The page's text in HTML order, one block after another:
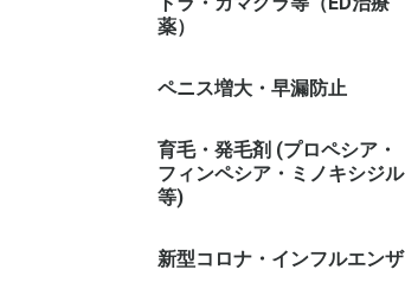
薬）
ペニス増大・早漏防止
育毛・発毛剤 (プロペシア・
フィンペシア・ミノキシジル
等)
新型コロナ・インフルエンザ